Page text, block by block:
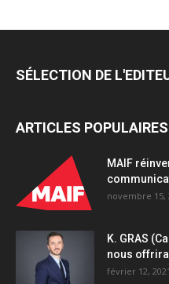
SÉLECTION DE
ARTICLES POPULAIRES
MAIF
novembre 15,
K. GRAS
nous
février 12, 2021